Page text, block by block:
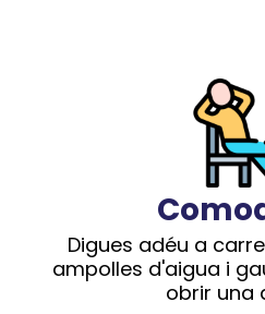
Digues adéu a
ampolles d'aigua i
obrir una